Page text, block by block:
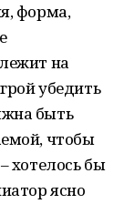
форма,
на
убедить
быть
чтобы
хотелось бы
ясно